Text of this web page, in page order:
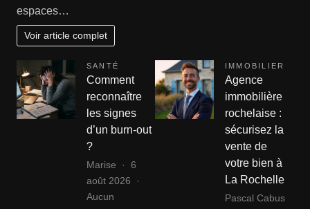
guide
complet
de
espaces…
Voir article complet
SANTÉ
Comment
reconnaître
les signes
d’un burn-out
?
Marise
6
août 2026
Aucun
IMMOBILIER
Agence
immobilière
rochelaise :
sécurisez la
vente de
votre bien à
La Rochelle
Pascal Cabus